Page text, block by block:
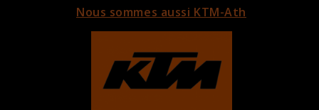
Nous sommes aussi KTM-Ath